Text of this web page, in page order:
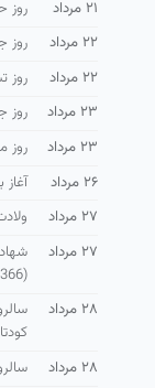
۲۱ مرداد
روز
۲۲ مرداد
روز
۲۲ مرداد
روز
۲۳ مرداد
روز
۲۳ مرداد
روز
۲۶ مرداد
آغاز
۲۷ مرداد
۲۷ مرداد
(1366 هـ ش ـ 1407 هـ ق)
۲۸ مرداد
۲۸ مرداد